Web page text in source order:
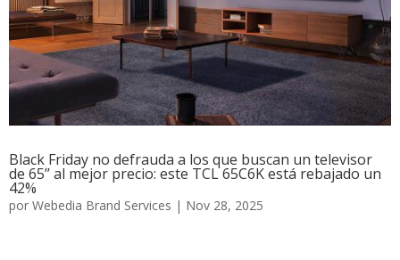
Black Friday no defrauda a los que buscan un televisor
de 65’’ al mejor precio: este TCL 65C6K está rebajado un
42%
por Webedia Brand Services | Nov 28, 2025